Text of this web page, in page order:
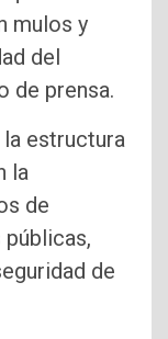
mulos y
del
de prensa.
estructura
la
de
públicas,
de